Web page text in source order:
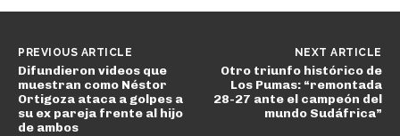
PREVIOUS ARTICLE
Difundieron videos que
muestran como Néstor
Ortigoza ataca a golpes a
su ex pareja frente al hijo
de ambos
NEXT ARTICLE
Otro triunfo histórico de
Los Pumas: “remontada
28-27 ante el campeón del
mundo Sudáfrica”